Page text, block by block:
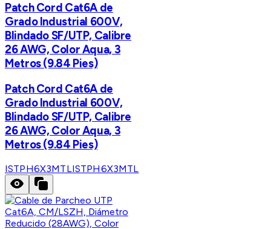
Patch Cord Cat6A de
Grado Industrial 600V,
Blindado SF/UTP, Calibre
26 AWG, Color Aqua, 3
Metros (9.84 Pies)
Patch Cord Cat6A de
Grado Industrial 600V,
Blindado SF/UTP, Calibre
26 AWG, Color Aqua, 3
Metros (9.84 Pies)
ISTPH6X3MTLISTPH6X3MTL